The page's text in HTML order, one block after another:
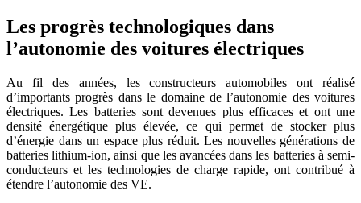
Les progrès technologiques dans
l’autonomie des voitures électriques
Au fil des années, les constructeurs automobiles ont réalisé
d’importants progrès dans le domaine de l’autonomie des voitures
électriques. Les batteries sont devenues plus efficaces et ont une
densité énergétique plus élevée, ce qui permet de stocker plus
d’énergie dans un espace plus réduit. Les nouvelles générations de
batteries lithium-ion, ainsi que les avancées dans les batteries à semi-
conducteurs et les technologies de charge rapide, ont contribué à
étendre l’autonomie des VE.